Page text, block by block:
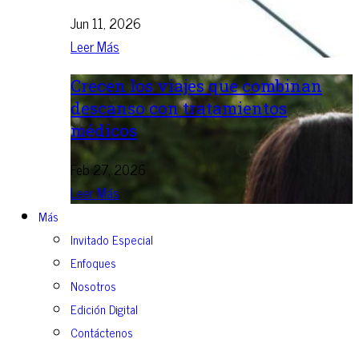
Jun 11, 2026
Leer Más
Crecen los viajes que combinan
descanso con tratamientos
médicos
Feb 27, 2026
Leer Más
Más
Invitado Especial
Enfoques
Nosotros
Edición Digital
Contáctenos